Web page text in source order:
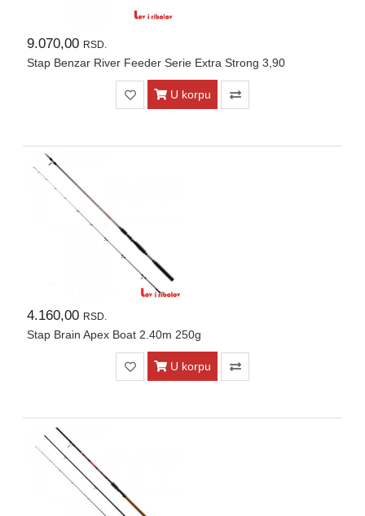
9.070,00 RSD.
Stap Benzar River Feeder Serie Extra Strong 3,90
U korpu
4.160,00 RSD.
Stap Brain Apex Boat 2.40m 250g
U korpu